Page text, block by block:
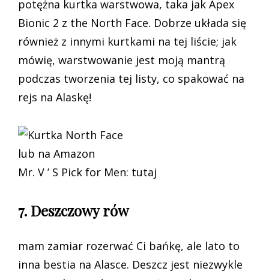
potężna kurtka warstwowa, taka jak Apex
Bionic 2 z the North Face. Dobrze układa się
również z innymi kurtkami na tej liście; jak
mówię, warstwowanie jest moją mantrą
podczas tworzenia tej listy, co spakować na
rejs na Alaskę!
lub na Amazon
Mr. V ’ S Pick for Men: tutaj
7. Deszczowy rów
mam zamiar rozerwać Ci bańkę, ale lato to
inna bestia na Alasce. Deszcz jest niezwykle